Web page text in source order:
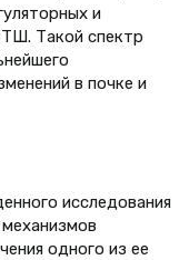
и
Такой спектр
в почке и
исследования
одного из ее